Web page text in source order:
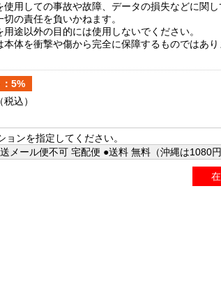
用しての事故や故障、データの損失などに関し
切の責任を負いかねます。
途以外の目的には使用しないでください。
体を衝撃や傷から完全に保障するものではあり
5%
（税込）
ョンを指定してください。
メール便不可 宅配便 ●送料 無料（沖縄は1080円